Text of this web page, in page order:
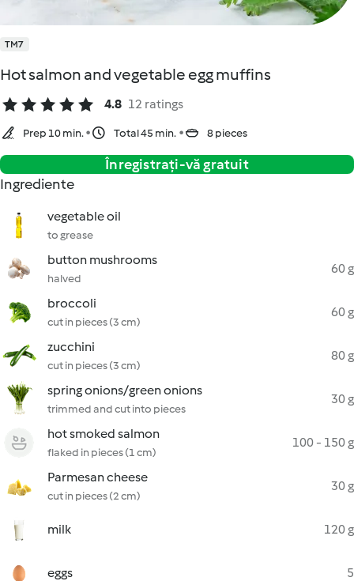
TM7
Hot salmon and vegetable egg muffins
4.8 12 ratings
Prep 10 min. Total 45 min. 8 pieces
Înregistrați-vă gratuit
Ingrediente
vegetable oil
to grease
button mushrooms
halved
60 g
broccoli
cut in pieces (3 cm)
60 g
zucchini
cut in pieces (3 cm)
80 g
spring onions/green onions
trimmed and cut into pieces
30 g
hot smoked salmon
flaked in pieces (1 cm)
100 - 150 g
Parmesan cheese
cut in pieces (2 cm)
30 g
milk 120 g
eggs 5